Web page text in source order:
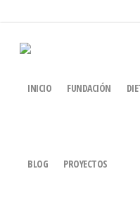
INICIO FUNDACIÓN
BLOG PROYECTOS
MENÚS
DE